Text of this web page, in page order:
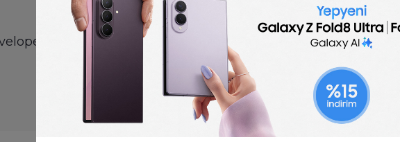
Ruby on Rails Developer job description
job description template is optimized for posting to
easy to customize for your company.
Post a job for free